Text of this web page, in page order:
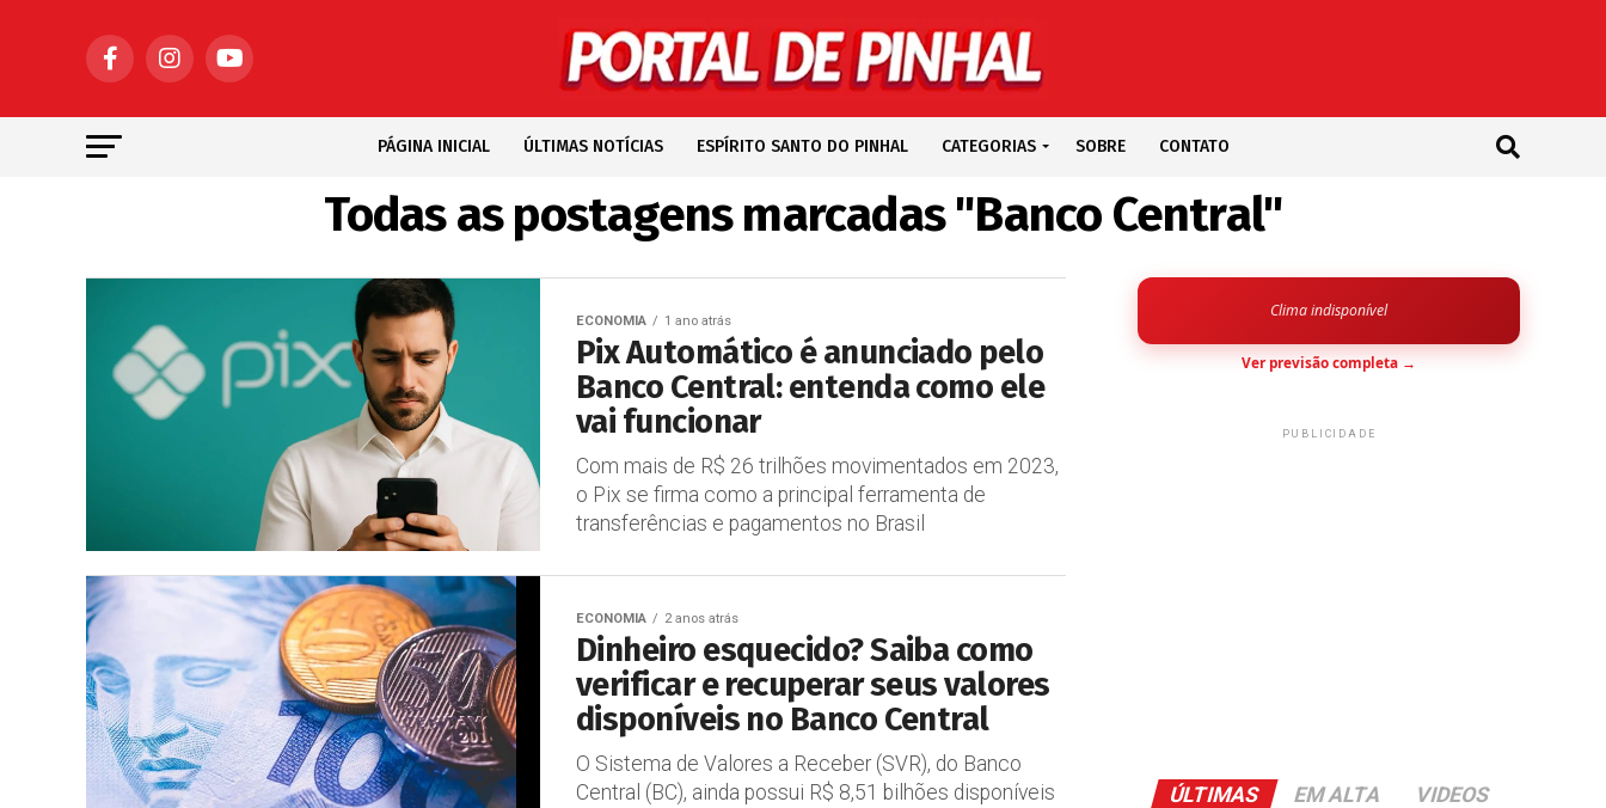
PÁGINA INICIAL ÚLTIMAS NOTÍCIAS ESPÍRITO SANTO DO PINHAL CATEGORIAS SOBRE CONTATO
Todas as postagens marcadas "Banco Central"
ECONOMIA 1 ano atrás
Pix Automático é anunciado pelo
Banco Central: entenda como ele
vai funcionar
Com mais de R$ 26 trilhões movimentados em 2023,
o Pix se firma como a principal ferramenta de
transferências e pagamentos no Brasil
ECONOMIA 2 anos atrás
Dinheiro esquecido? Saiba como
verificar e recuperar seus valores
disponíveis no Banco Central
O Sistema de Valores a Receber (SVR), do Banco
Central (BC), ainda possui R$ 8,51 bilhões disponíveis
Clima indisponível
Ver previsão completa →
PUBLICIDADE
ÚLTIMAS EM ALTA VIDEOS